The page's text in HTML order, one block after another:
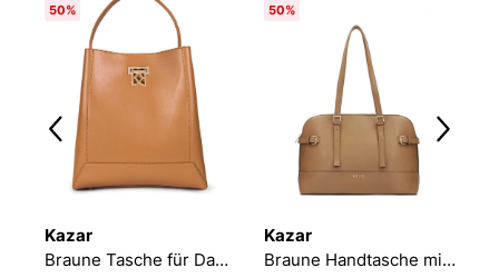
50%
Kazar
Braune Tasche für Damen
50%
Kazar
Braune Handtasche mit breitem Boden